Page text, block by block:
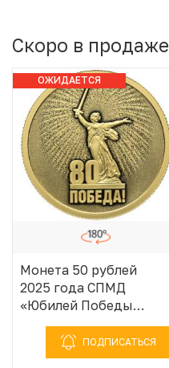
Скоро в продаже
ОЖИДАЕТСЯ
ПОСТУПЛЕНИЕ
Монета 50 рублей
2025 года СПМД
«Юбилей Победы
Советского народа в
Великой
Отечественной войне
ПОДПИСАТЬСЯ